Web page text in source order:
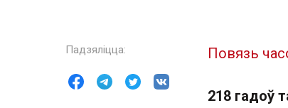
Повязь
218 гадоў